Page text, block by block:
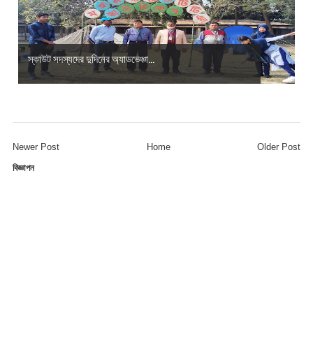
স্কাউট সদস্যদের দুদিনের অ্যাডভেঞ্চা...
Newer Post Older Post
Home
বিজ্ঞাপন